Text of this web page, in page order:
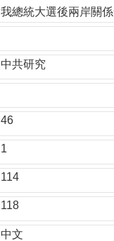
我總統大選後兩岸關
中共研究
46
1
114
118
中文